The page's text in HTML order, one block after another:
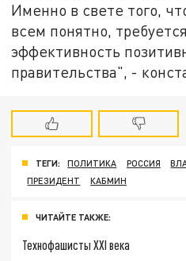
Именно в свете того,
всем понятно,
эффективность
правительства", -
ТЕГИ: ПОЛИТИКА РОССИЯ
ПРЕЗИДЕНТ
КАБМИН
ЧИТАЙТЕ ТАКЖЕ:
Технофашисты XXI века